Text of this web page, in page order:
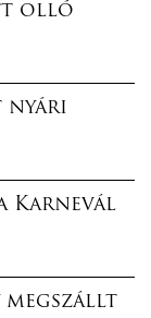
olló
nyári
Karnevál
megszállt